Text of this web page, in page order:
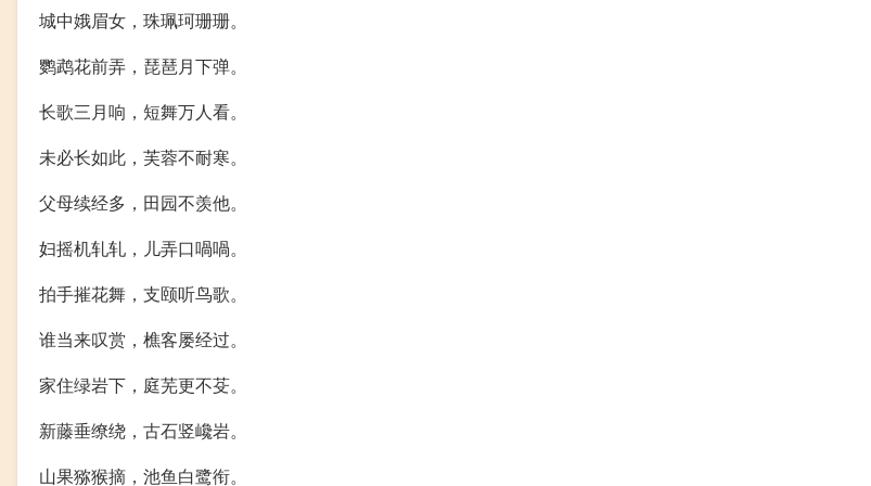
城中娥眉女，珠珮珂珊珊。
鹦鹉花前弄，琵琶月下弹。
长歌三月响，短舞万人看。
未必长如此，芙蓉不耐寒。
父母续经多，田园不羡他。
妇摇机轧轧，儿弄口喎喎。
拍手摧花舞，支颐听鸟歌。
谁当来叹赏，樵客屡经过。
家住绿岩下，庭芜更不芟。
新藤垂缭绕，古石竖巉岩。
山果猕猴摘，池鱼白鹭衔。